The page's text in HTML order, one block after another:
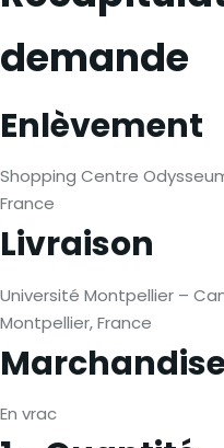
demande
Enlèvement
Shopping Centre
France
Livraison
Université Montpellier –
Montpellier, France
En vrac